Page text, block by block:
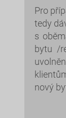
Pro
tedy
s
bytu /
nový